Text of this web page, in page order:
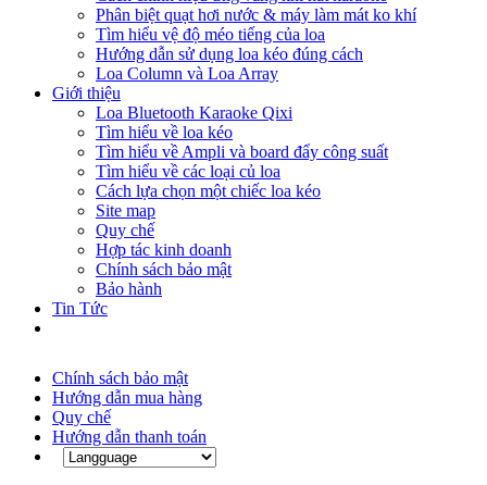
Phân biệt quạt hơi nước & máy làm mát ko khí
Tìm hiểu vệ độ méo tiếng của loa
Hướng dẫn sử dụng loa kéo đúng cách
Loa Column và Loa Array
Giới thiệu
Loa Bluetooth Karaoke Qixi
Tìm hiểu về loa kéo
Tìm hiểu về Ampli và board đẩy công suất
Tìm hiểu về các loại củ loa
Cách lựa chọn một chiếc loa kéo
Site map
Quy chế
Hợp tác kinh doanh
Chính sách bảo mật
Bảo hành
Tin Tức
Chính sách bảo mật
Hướng dẫn mua hàng
Quy chế
Hướng dẫn thanh toán